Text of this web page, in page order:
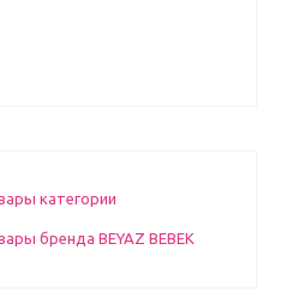
категории
бренда BEYAZ BEBEK